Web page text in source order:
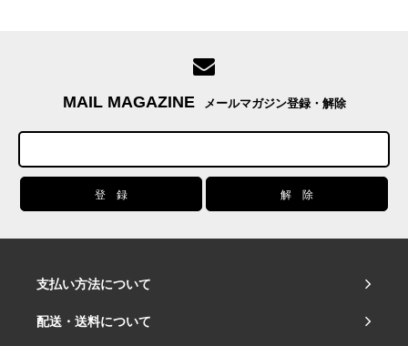
MAIL MAGAZINE メールマガジン登録・解除
支払い方法について
配送・送料について